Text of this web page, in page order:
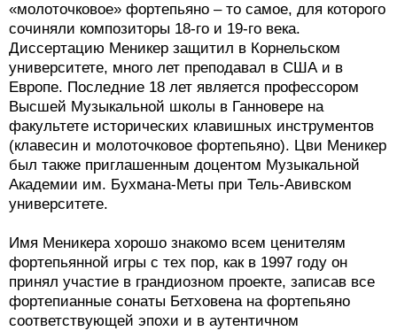
«молоточковое» фортепьяно – то самое, для которого
сочиняли композиторы 18-го и 19-го века.
Диссертацию Меникер защитил в Корнельском
университете, много лет преподавал в США и в
Европе. Последние 18 лет является профессором
Высшей Музыкальной школы в Ганновере на
факультете исторических клавишных инструментов
(клавесин и молоточковое фортепьяно). Цви Меникер
был также приглашенным доцентом Музыкальной
Академии им. Бухмана-Меты при Тель-Авивском
университете.
Имя Меникера хорошо знакомо всем ценителям
фортепьянной игры с тех пор, как в 1997 году он
принял участие в грандиозном проекте, записав все
фортепианные сонаты Бетховена на фортепьяно
соответствующей эпохи и в аутентичном